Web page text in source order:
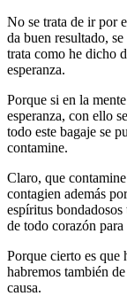
No se trata de ir por
da buen resultado,
trata como he dicho
esperanza.
Porque si en la
esperanza, con ello
todo este bagaje se
contamine.
Claro, que
contagien además
espíritus
de todo corazón
Porque cierto es que
habremos también
causa.